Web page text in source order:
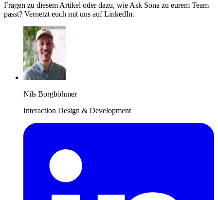
Fragen zu diesem Artikel oder dazu, wie Ask Sona zu eurem Team
passt? Vernetzt euch mit uns auf LinkedIn.
Nils Borgböhmer
Interaction Design & Development